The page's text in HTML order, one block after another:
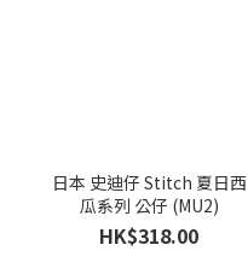
日本 史迪仔 Stitch 夏日西
瓜系列 公仔 (MU2)
HK$318.00